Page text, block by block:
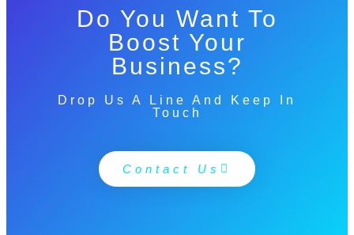
Do You Want To
Boost Your
Business?
Drop Us A Line And Keep In
Touch
Contact Us